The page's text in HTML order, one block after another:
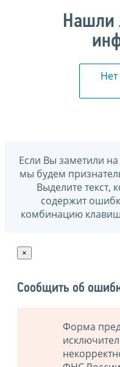
Нашли
Нет
Если Вы заметили на
мы будем
Выделите
содержит
комбинацию
×
Сообщить об
Форма